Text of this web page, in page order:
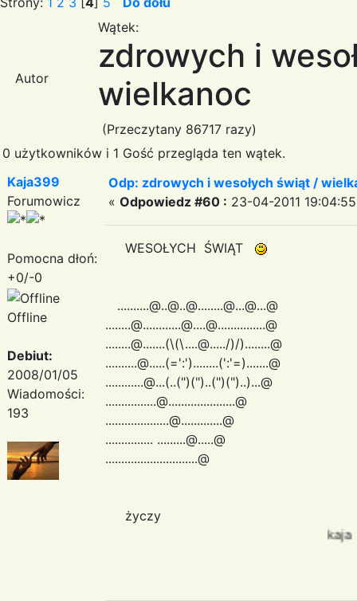
Autor
Wątek:
zdrowych i
wielkanoc
(Przeczytany 86717 razy)
0 użytkowników i 1 Gość przegląda ten wątek.
Kaja399
Forumowicz
Pomocna dłoń:
+0/-0
Offline
Debiut:
2008/01/05
Wiadomości:
193
Odp: zdrowych i wesołych świąt /
« Odpowiedz #60 : 23-04-2011
WESOŁYCH ŚWIĄT
..........@..@..@........@...@...@
........@............@....@...............@
........@.......(\(\....@...../)/)........@
..........@.....(=':')........(':'=).......@
............@...(..(")(")..(")(")..)...@
................@.....................@
....................@.............@
............... .........@.....@
.............................@
życzy